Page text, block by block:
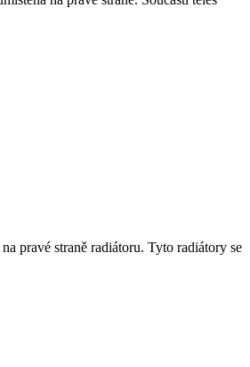
pravé straně radiátoru. Tyto radiátory se